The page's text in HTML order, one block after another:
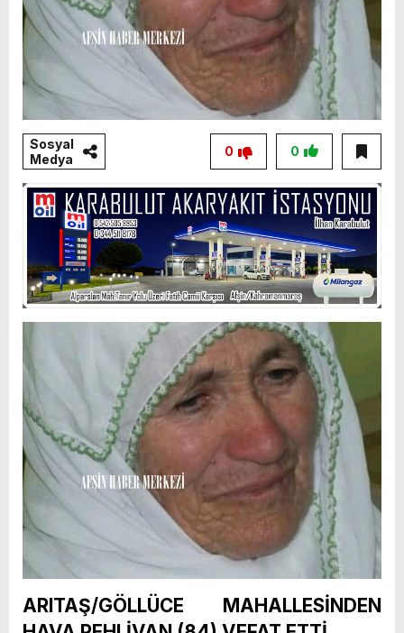
Sosyal
Medya
0
0
ARITAŞ/GÖLLÜCE MAHALLESİNDEN